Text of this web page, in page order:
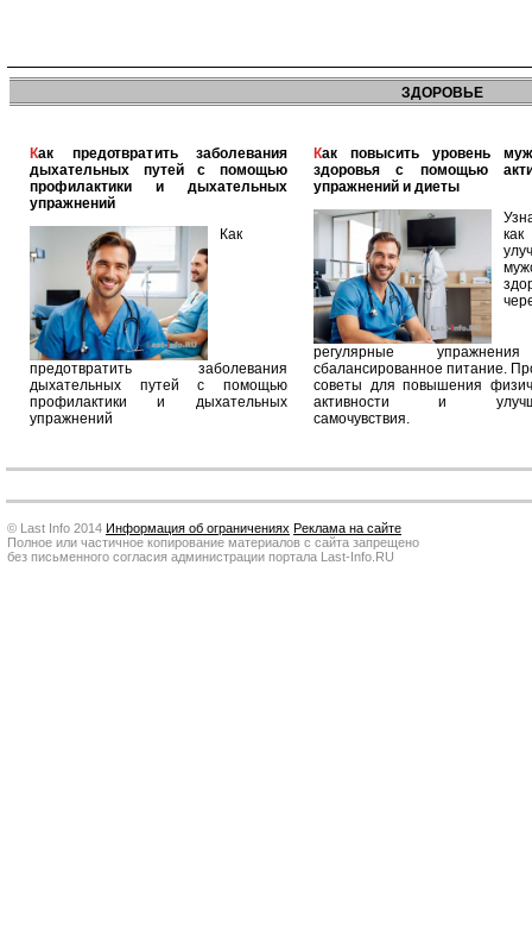
ЗДОРОВЬЕ
Как предотвратить заболевания
дыхательных путей с помощью
профилактики и дыхательных
упражнений
Как
предотвратить заболевания
дыхательных путей с помощью
профилактики и дыхательных
упражнений
Как повысить уровень мужского
здоровья с помощью
упражнений и диеты
как
регулярные
сбалансированное питание.
советы для повышения
активности и
самочувствия.
© Last Info 2014 Информация об ограничениях Реклама на сайте
Полное или частичное копирование материалов с сайта запрещено
без письменного согласия администрации портала Last-Info.RU